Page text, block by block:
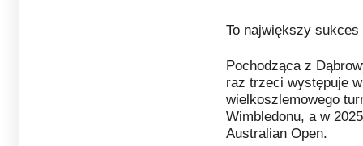
To największy
Pochodząca z
raz trzeci występuje
wielkoszlemowego
Wimbledonu, a w
Australian Open.